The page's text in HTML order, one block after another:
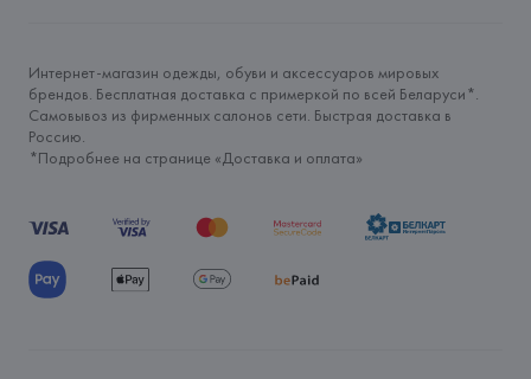
Интернет-магазин одежды, обуви и аксессуаров мировых
брендов. Бесплатная доставка с примеркой по всей Беларуси*.
Самовывоз из фирменных салонов сети. Быстрая доставка в
Россию.
*Подробнее на странице «Доставка и оплата»